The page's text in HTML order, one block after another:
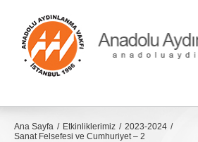
content
Ana Sayfa Etkinliklerimiz
2023-2024
Sanat Felsefesi ve Cumhuriyet – 2